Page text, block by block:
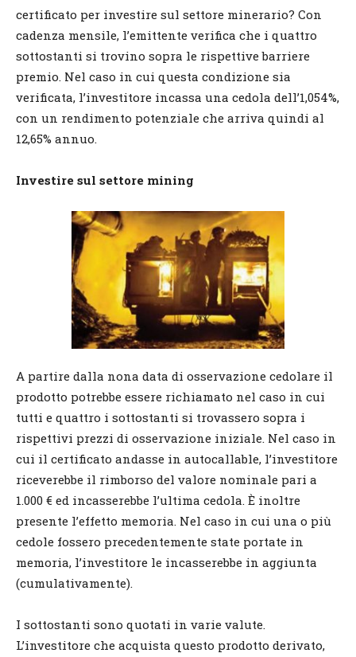
certificato per investire sul settore minerario? Con
cadenza mensile, l’emittente verifica che i quattro
sottostanti si trovino sopra le rispettive barriere
premio. Nel caso in cui questa condizione sia
verificata, l’investitore incassa una cedola dell’1,054%,
con un rendimento potenziale che arriva quindi al
12,65% annuo.
Investire sul settore mining
A partire dalla nona data di osservazione cedolare il
prodotto potrebbe essere richiamato nel caso in cui
tutti e quattro i sottostanti si trovassero sopra i
rispettivi prezzi di osservazione iniziale. Nel caso in
cui il certificato andasse in autocallable, l’investitore
riceverebbe il rimborso del valore nominale pari a
1.000 € ed incasserebbe l’ultima cedola. È inoltre
presente l’effetto memoria. Nel caso in cui una o più
cedole fossero precedentemente state portate in
memoria, l’investitore le incasserebbe in aggiunta
(cumulativamente).
I sottostanti sono quotati in varie valute.
L’investitore che acquista questo prodotto derivato,